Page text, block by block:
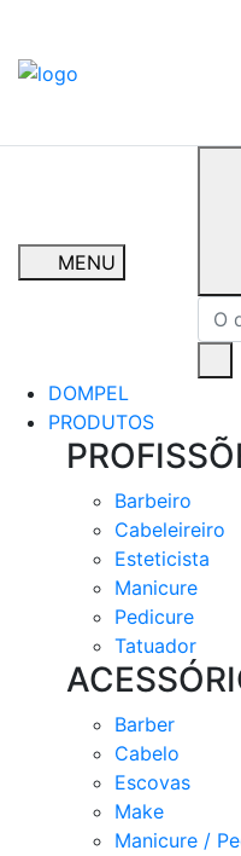
MENU
DOMPEL
PRODUTOS
Barbeiro
Cabeleireiro
Esteticista
Manicure
Pedicure
Tatuador
Barber
Cabelo
Escovas
Make
Manicure /